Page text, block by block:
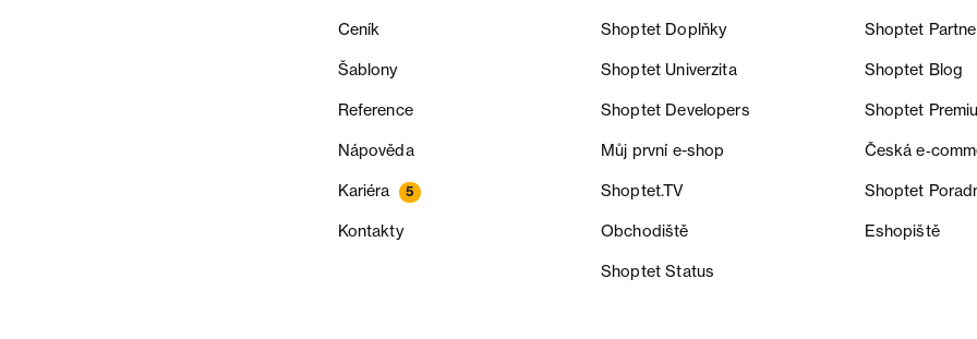
Ceník
Šablony
Reference
Nápověda
Kariéra 5
Kontakty
Shoptet Doplňky Shoptet
Shoptet Univerzita Shoptet Blog
Shoptet Developers Shoptet
Můj první e-shop Česká
Shoptet.TV Shoptet
Obchodiště Eshopiště
Shoptet Status